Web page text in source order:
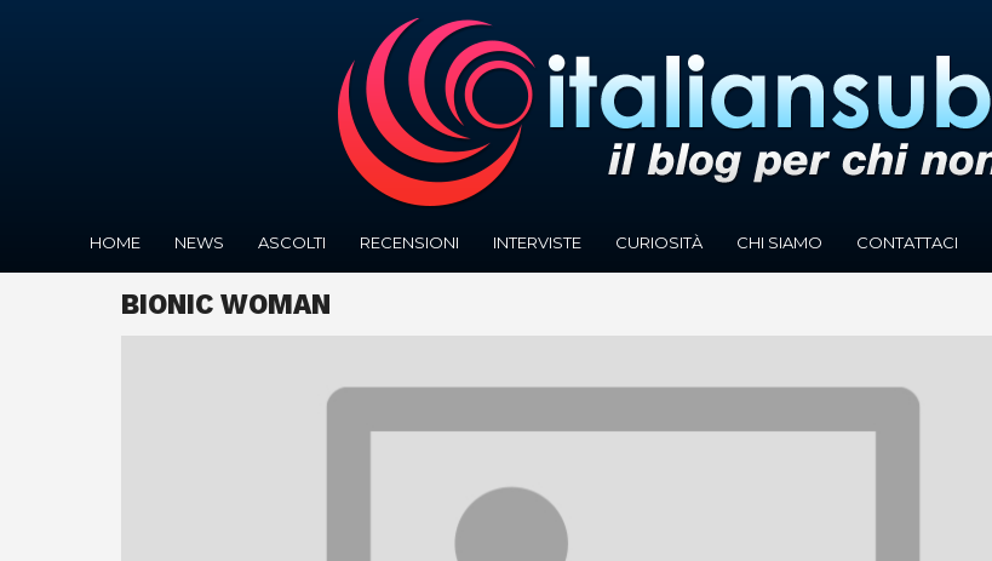
HOME NEWS ASCOLTI RECENSIONI INTERVISTE CURIOSITÀ CHI SIAMO CONTATTACI
BIONIC WOMAN